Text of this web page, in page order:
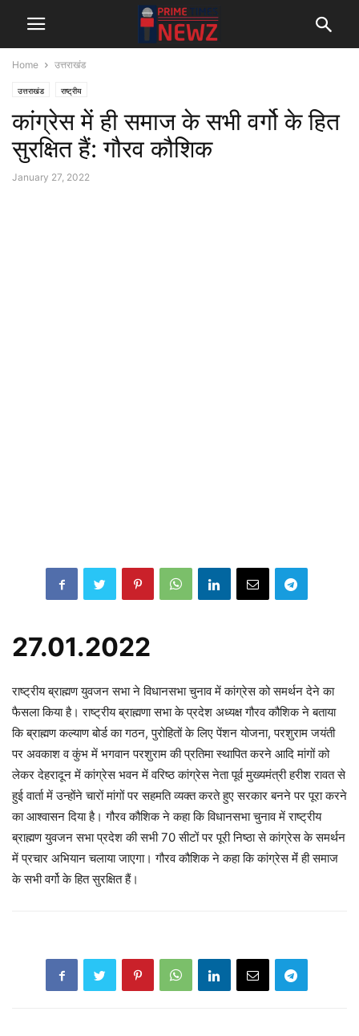
Home उत्तराखंड
उत्तराखंड राष्ट्रीय
कांग्रेस में ही समाज के सभी वर्गो के हित
सुरक्षित हैं: गौरव कौशिक
January 27, 2022
27.01.2022
राष्ट्रीय ब्राह्मण युवजन सभा ने विधानसभा चुनाव में कांग्रेस को समर्थन देने का
फैसला किया है। राष्ट्रीय ब्राह्मणा सभा के प्रदेश अध्यक्ष गौरव कौशिक ने बताया
कि ब्राह्मण कल्याण बोर्ड का गठन, पुरोहितों के लिए पेंशन योजना, परशुराम जयंती
पर अवकाश व कुंभ में भगवान परशुराम की प्रतिमा स्थापित करने आदि मांगों को
लेकर देहरादून में कांग्रेस भवन में वरिष्ठ कांग्रेस नेता पूर्व मुख्यमंत्री हरीश रावत से
हुई वार्ता में उन्होंने चारों मांगों पर सहमति व्यक्त करते हुए सरकार बनने पर पूरा करने
का आश्वासन दिया है। गौरव कौशिक ने कहा कि विधानसभा चुनाव में राष्ट्रीय
ब्राह्मण युवजन सभा प्रदेश की सभी 70 सीटों पर पूरी निष्ठा से कांग्रेस के समर्थन
में प्रचार अभियान चलाया जाएगा। गौरव कौशिक ने कहा कि कांग्रेस मेंं ही समाज
के सभी वर्गो के हित सुरक्षित हैं।